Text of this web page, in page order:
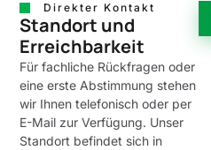
Direkter Kontakt
Standort und
Erreichbarkeit
Für fachliche Rückfragen oder
eine erste Abstimmung stehen
wir Ihnen telefonisch oder per
E-Mail zur Verfügung. Unser
Standort befindet sich in